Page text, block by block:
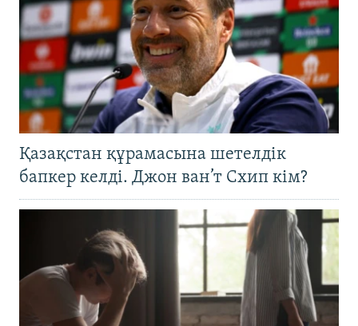
Қазақстан құрамасына шетелдік
бапкер келді. Джон ван’т Схип кім?